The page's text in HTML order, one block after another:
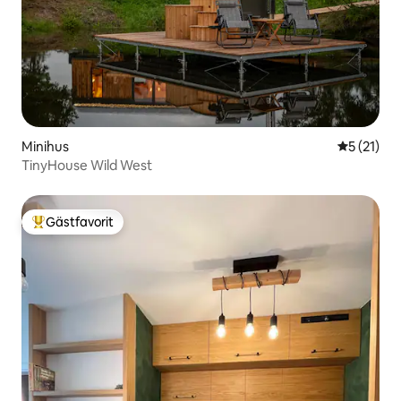
Minihus 5 av 5 i
5 (21)
TinyHouse Wild West
Populär gästfavorit
Gästfavorit